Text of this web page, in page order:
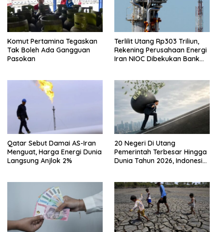
Komut Pertamina Tegaskan
Tak Boleh Ada Gangguan
Pasokan
Terlilit Utang Rp303 Triliun,
Rekening Perusahaan Energi
Iran NIOC Dibekukan Bank
Qatar Sebut Damai AS-Iran
Menguat, Harga Energi Dunia
Langsung Anjlok 2%
20 Negeri Di Utang
Pemerintah Terbesar Hingga
Dunia Tahun 2026, Indonesia